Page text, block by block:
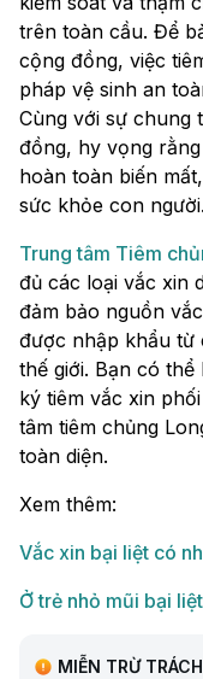
trên toàn cầu. Để
cộng đồng, việc
pháp vệ sinh an
Cùng với sự chung
đồng, hy vọng
hoàn toàn biến
sức khỏe con người.
Trung tâm Tiêm
đủ các loại vắc xin
đảm bảo nguồn
được nhập khẩu từ
thế giới. Bạn có
ký tiêm vắc xin
tâm tiêm chủng
toàn diện.
Xem thêm:
Vắc xin bại liệt có
Ở trẻ nhỏ mũi bại
MIỄN TRỪ